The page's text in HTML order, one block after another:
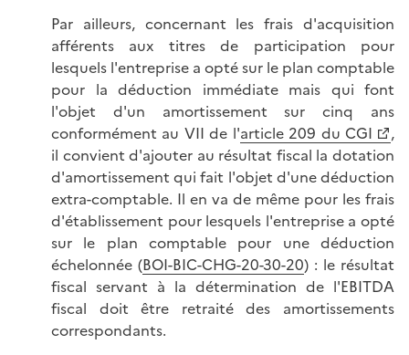
Par ailleurs, concernant les frais d'acquisition
afférents aux titres de participation pour
lesquels l'entreprise a opté sur le plan comptable
pour la déduction immédiate mais qui font
l'objet d'un amortissement sur cinq ans
conformément au VII de l'article 209 du CGI
,
il convient d'ajouter au résultat fiscal la dotation
d'amortissement qui fait l'objet d'une déduction
extra-comptable. Il en va de même pour les frais
d'établissement pour lesquels l'entreprise a opté
sur le plan comptable pour une déduction
échelonnée (BOI-BIC-CHG-20-30-20) : le résultat
fiscal servant à la détermination de l'EBITDA
fiscal doit être retraité des amortissements
correspondants.